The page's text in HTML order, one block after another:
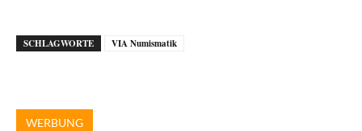
SCHLAGWORTE VIA Numismatik
WERBUNG